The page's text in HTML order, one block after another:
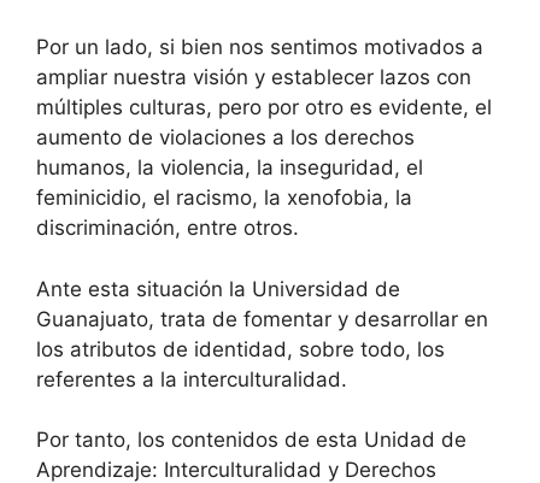
Por un lado, si bien nos sentimos motivados a
ampliar nuestra visión y establecer lazos con
múltiples culturas, pero por otro es evidente, el
aumento de violaciones a los derechos
humanos, la violencia, la inseguridad, el
feminicidio, el racismo, la xenofobia, la
discriminación, entre otros.
Ante esta situación la Universidad de
Guanajuato, trata de fomentar y desarrollar en
los atributos de identidad, sobre todo, los
referentes a la interculturalidad.
Por tanto, los contenidos de esta Unidad de
Aprendizaje: Interculturalidad y Derechos